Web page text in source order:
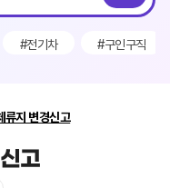
요?
#전기차 #구인구직
류지 변경신고
고